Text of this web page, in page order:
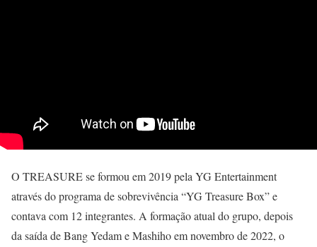
O TREASURE se formou em 2019 pela YG Entertainment
através do programa de sobrevivência “YG Treasure Box” e
contava com 12 integrantes. A formação atual do grupo, depois
da saída de Bang Yedam e Mashiho em novembro de 2022, o